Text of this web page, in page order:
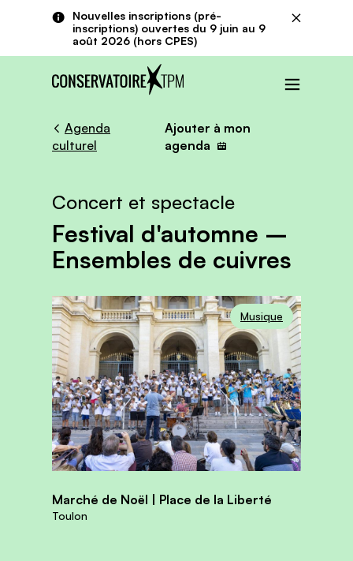
Aller au contenu principalNouvelles inscriptions (pré-
inscriptions) ouvertes du 9 juin au 9
août 2026 (hors CPES)
Fermer
Festival d'automne –
Ensembles de cuivres
Concert et spectacle
Musique
Marché de Noël | Place de la Liberté
Toulon
Agenda
culturel
Ajouter à mon
agenda
Panneau de gestion des cookies